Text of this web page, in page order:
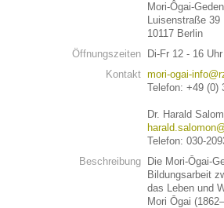
Mori-Ôgai-
Luisenstraße 39
10117 Berlin
Öffnungszeiten
Di-Fr 12 - 16
Kontakt mori-ogai-
Telefon: +49 (0)
Dr. Harald
Telefon: 030-
Beschreibung
Die Mori-Ōgai-
Bildungsarbeit
das Leben und
Mori Ōgai